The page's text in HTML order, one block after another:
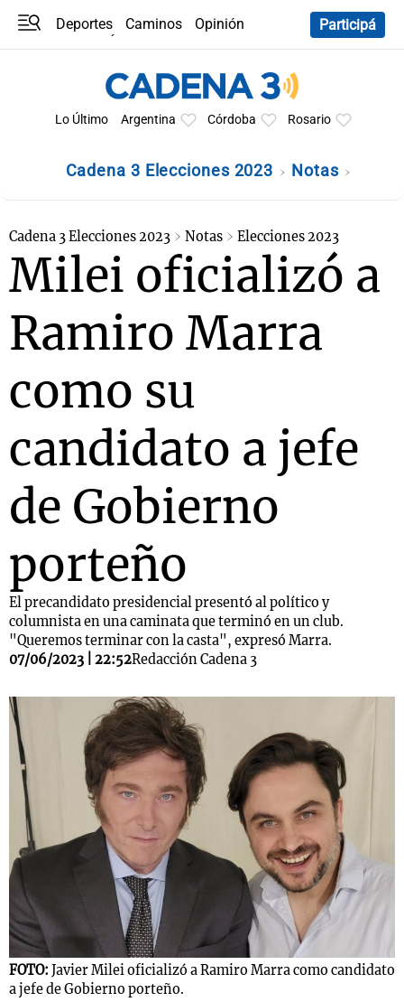
Deportes Caminos
Opinión
Participá
Lo Último Argentina Córdoba Rosario
Cadena 3 Elecciones 2023 Notas
Cadena 3 Elecciones 2023 Notas Elecciones 2023
Milei oficializó a
Ramiro Marra
como su
candidato a jefe
de Gobierno
porteño
El precandidato presidencial presentó al político y
columnista en una caminata que terminó en un club.
"Queremos terminar con la casta", expresó Marra.
07/06/2023 | 22:52Redacción Cadena 3
FOTO: Javier Milei oficializó a Ramiro Marra como candidato
a jefe de Gobierno porteño.
Notas
Mundial 2026
Notas
La Sole en
Cadena 3